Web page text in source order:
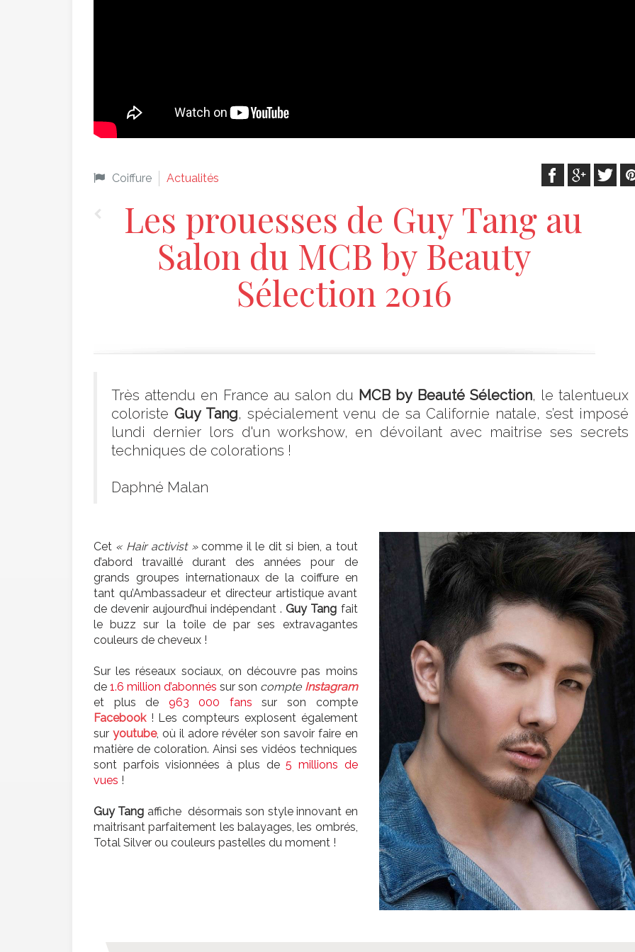
Coiffure Actualités
Les prouesses de Guy Tang au
Salon du MCB by Beauty
Sélection 2016
Très attendu en France au salon du MCB by Beauté Sélection, le talentueux
coloriste Guy Tang, spécialement venu de sa Californie natale, s’est imposé
lundi dernier lors d'un workshow, en dévoilant avec maitrise ses secrets
techniques de colorations !
Daphné Malan
Cet « Hair activist »comme il le dit si bien, a tout
d’abord travaillé durant des années pour de
grands groupes internationaux de la coiffure en
tant qu’Ambassadeur et directeur artistique avant
de devenir aujourd’hui indépendant .Guy Tang fait
le buzz sur la toile de par ses extravagantes
couleurs de cheveux !
Sur les réseaux sociaux, on découvre pas moins
de1.6 million d’abonnés sur son compte Instagram
et plus de 963 000 fans sur son compte
Facebook ! Les compteurs explosent également
suryoutube, où il adore révéler son savoir faire en
matière de coloration. Ainsi ses vidéos techniques
sont parfois visionnées à plus de5 millions de
vues !
Guy Tang affiche désormais son style innovant en
maitrisant parfaitement les balayages, les ombrés,
Total Silver ou couleurs pastelles du moment !